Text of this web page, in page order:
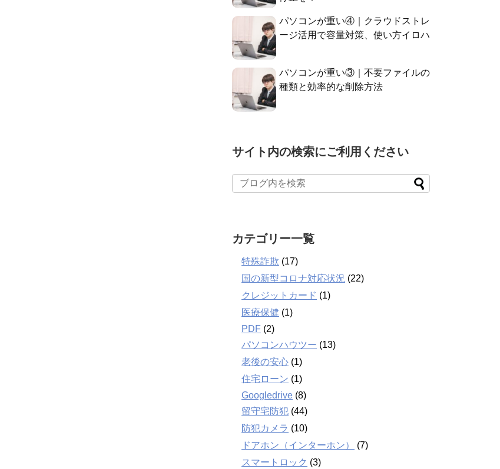
パソコンが重い④｜クラウドストレ
ージ活用で容量対策、使い方イロハ
パソコンが重い③｜不要ファイルの
種類と効率的な削除方法
サイト内の検索にご利用ください
カテゴリー一覧
特殊詐欺 (17)
国の新型コロナ対応状況 (22)
クレジットカード (1)
医療保健 (1)
PDF (2)
パソコンハウツー (13)
老後の安心 (1)
住宅ローン (1)
Googledrive (8)
留守宅防犯 (44)
防犯カメラ (10)
ドアホン（インターホン）
(7)
スマートロック (3)